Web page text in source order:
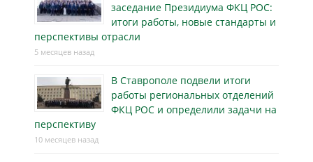
заседание Президиума ФКЦ РОС:
итоги работы, новые стандарты и
перспективы отрасли
5 месяцев назад
В Ставрополе подвели итоги
работы региональных отделений
ФКЦ РОС и определили задачи на
перспективу
10 месяцев назад